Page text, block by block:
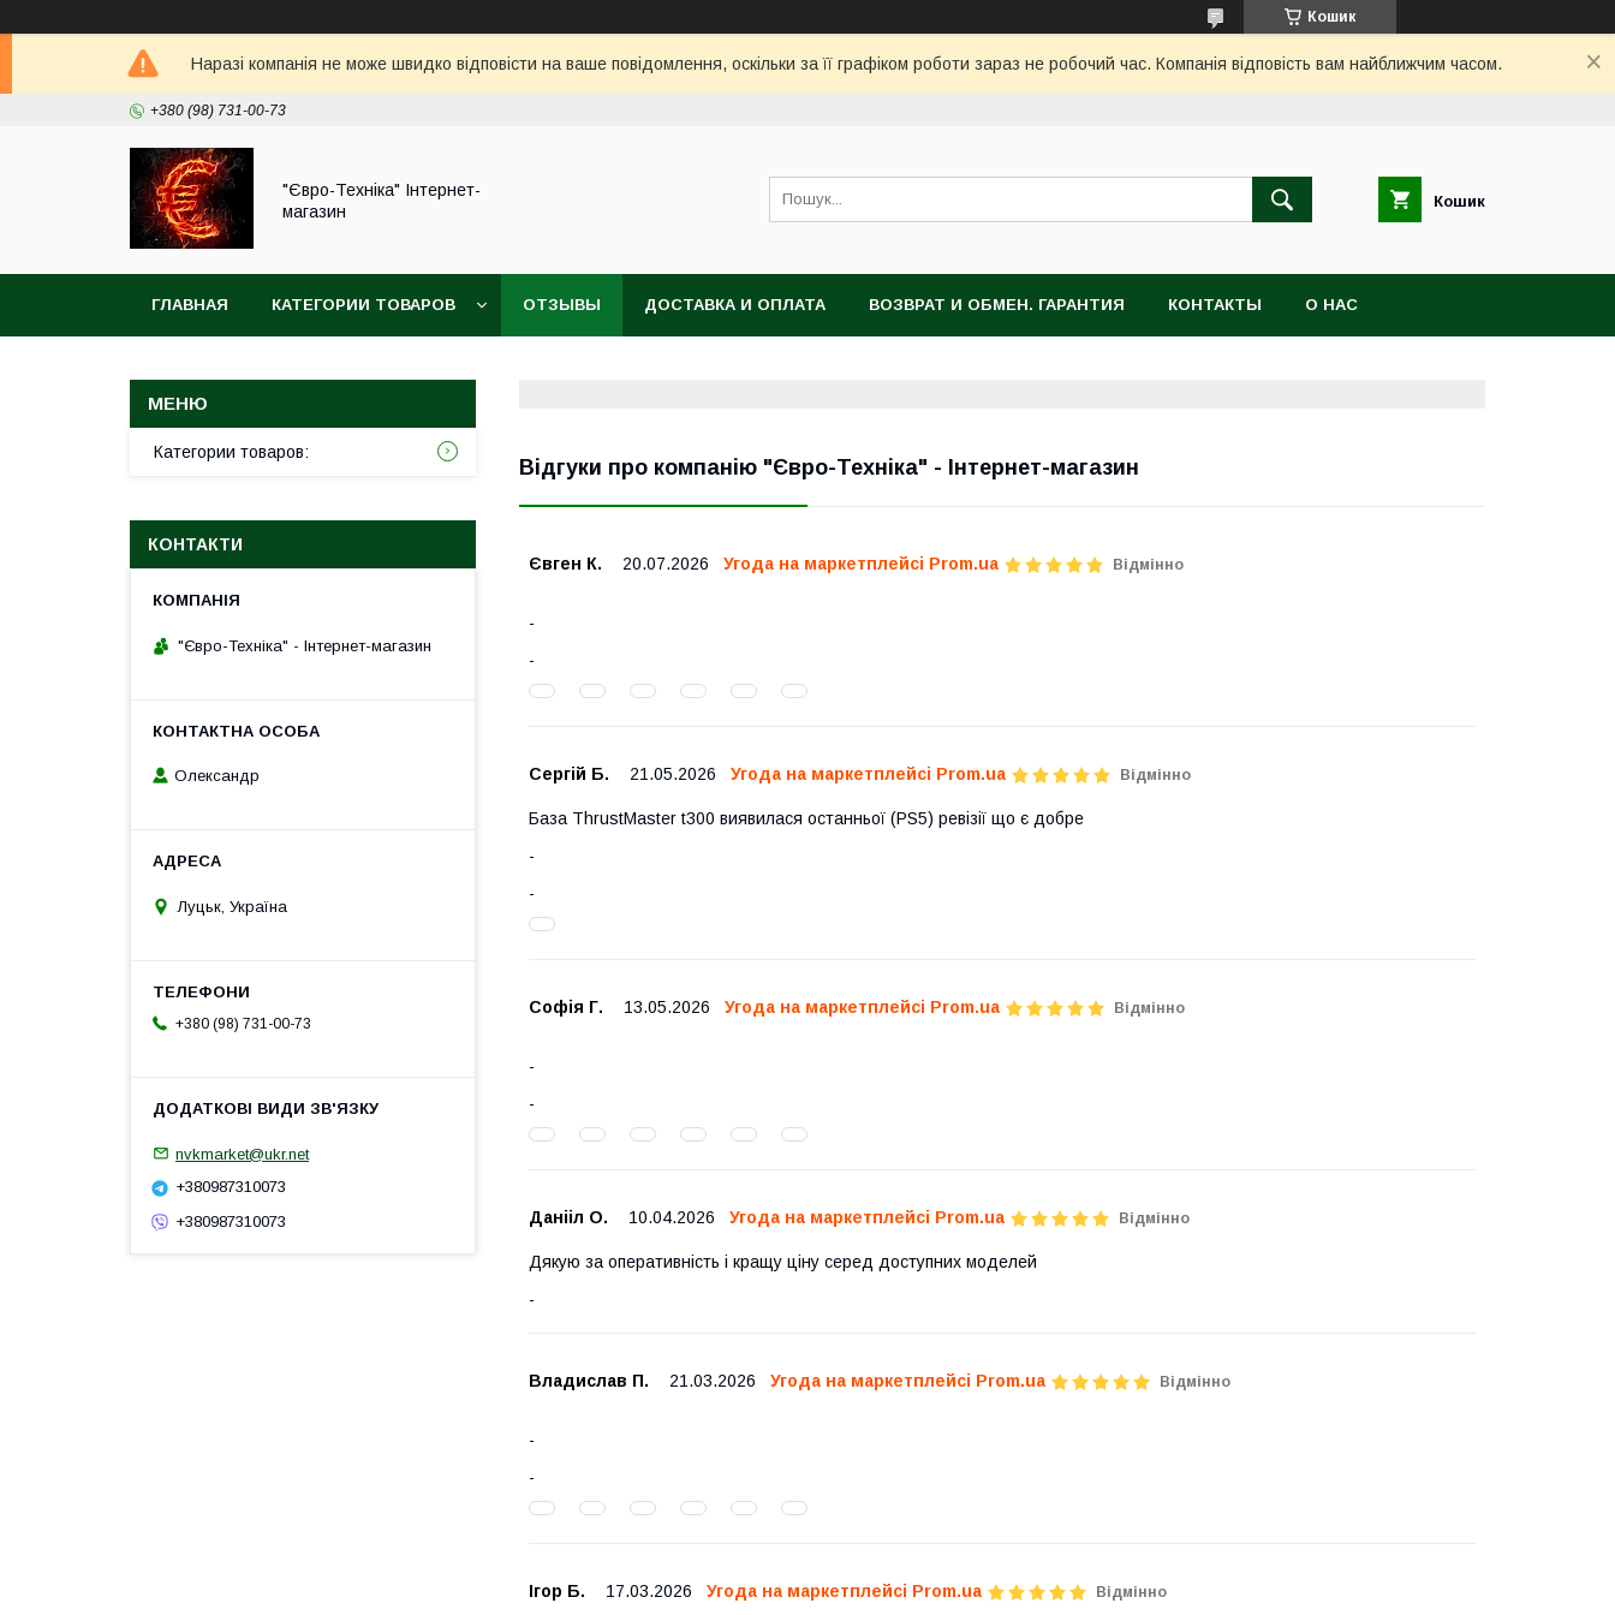
Кошик
Наразі компанія не може швидко відповісти на ваше повідомлення, оскільки за її графіком роботи зараз не робочий час. Компанія відповість вам найближчим часом.
+380 (98) 731-00-73
"Євро-Техніка" Інтернет-
магазин
Кошик
ГЛАВНАЯ КАТЕГОРИИ ТОВАРОВ ОТЗЫВЫ ДОСТАВКА И ОПЛАТА ВОЗВРАТ И ОБМЕН. ГАРАНТИЯ КОНТАКТЫ О НАС
Відгуки про компанію "Євро-Техніка" - Інтернет-магазин
Євген К. 20.07.2026 Угода на маркетплейсі Prom.ua Відмінно
Сергій Б. 21.05.2026 Угода на маркетплейсі Prom.ua Відмінно
База ThrustMaster t300 виявилася останньої (PS5) ревізії що є добре
Софія Г. 13.05.2026 Угода на маркетплейсі Prom.ua Відмінно
Данііл О. 10.04.2026 Угода на маркетплейсі Prom.ua Відмінно
Дякую за оперативність і кращу ціну серед доступних моделей
Владислав П. 21.03.2026 Угода на маркетплейсі Prom.ua Відмінно
Ігор Б. 17.03.2026 Угода на маркетплейсі Prom.ua Відмінно
Категории товаров:
КОНТАКТИ
"Євро-Техніка" - Інтернет-магазин
Олександр
Луцьк, Україна
+380 (98) 731-00-73
nvkmarket@ukr.net
+380987310073
+380987310073